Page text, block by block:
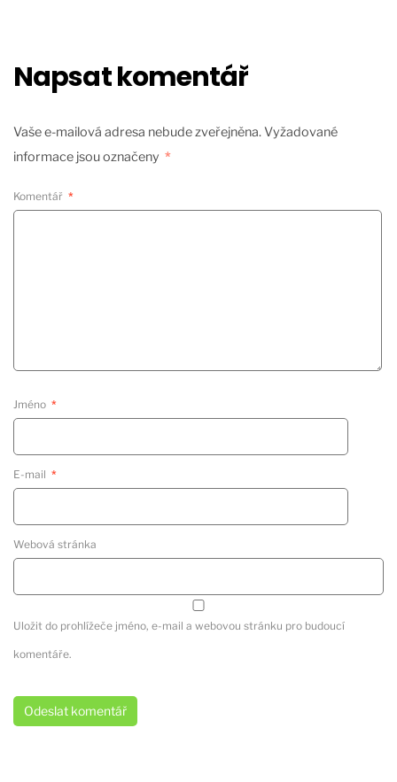
Napsat komentář
Vaše e-mailová adresa nebude zveřejněna.Vyžadované
informace jsou označeny *
Komentář *
Jméno *
E-mail *
Webová stránka
Uložit do prohlížeče jméno, e-mail a webovou stránku pro budoucí
komentáře.